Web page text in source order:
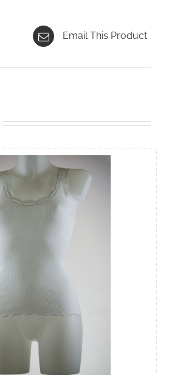
Email This Product